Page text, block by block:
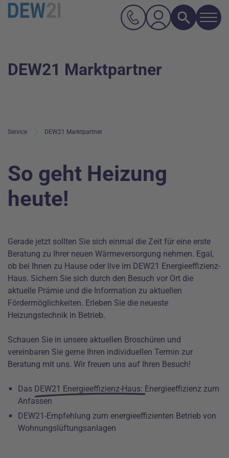
Suche
DEW21 Marktpartner
Service DEW21 Marktpartner
So geht Heizung
heute!
Gerade jetzt sollten Sie sich einmal die Zeit für eine erste
Beratung zu Ihrer neuen Wärmeversorgung nehmen. Egal,
ob bei Ihnen zu Hause oder live im DEW21 Energieeffizienz-
Haus. Sichern Sie sich durch den Besuch vor Ort die
aktuelle Prämie und die Information zu aktuellen
Fördermöglichkeiten. Erleben Sie die neueste
Heizungstechnik in Betrieb.
Schauen Sie in unsere aktuellen Broschüren und
vereinbaren Sie gerne Ihren individuellen Termin zur
Beratung mit uns. Wir freuen uns auf Ihren Besuch!
Das DEW21 Energieeffizienz-Haus: Energieeffizienz zum
Anfassen
DEW21-Empfehlung zum energieeffizienten Betrieb von
Wohnungslüftungsanlagen